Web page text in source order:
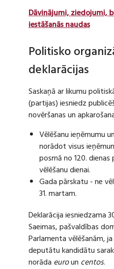
Dāvinājumi, ziedojumi,
iestāšanās naudas
Politisko
deklarācijas
Saskaņā ar likumu
(partijas) iesniedz
novēršanas un
Vēlēšanu ieņēmumu
norādot visus
posmā no 120.
vēlēšanu dienai.
Gada pārskatu - ne
31. martam.
Deklarācija iesniedzama
Saeimas, pašvaldības
Parlamenta vēlēšanām,
deputātu kandidātu
norāda euroun centos.